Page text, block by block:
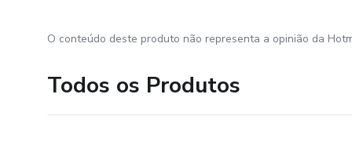
O conteúdo deste produto não representa a opinião da
Todos os Produtos